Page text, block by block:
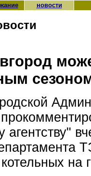
новости
агентству"
на